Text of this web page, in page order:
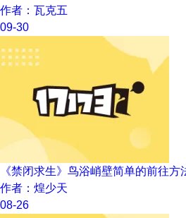
作者：瓦克五
09-30
《禁闭求生》鸟浴峭壁简单的前往方
作者：煌少天
08-26